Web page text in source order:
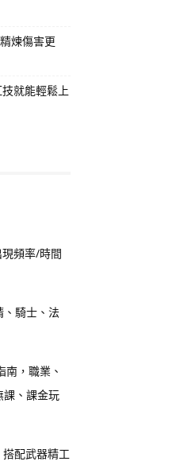
煉傷害更
就能輕鬆上
頻率/時間
、騎士、法
，職業、
課、課金玩
配武器精工